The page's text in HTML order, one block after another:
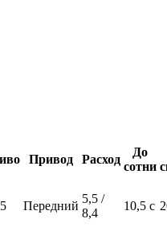
Привод Расход
До
сотни
Передний
5,5 /
8,4
10,5 с